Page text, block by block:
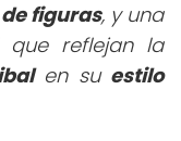
figuras, y una
reflejan la
en su estilo